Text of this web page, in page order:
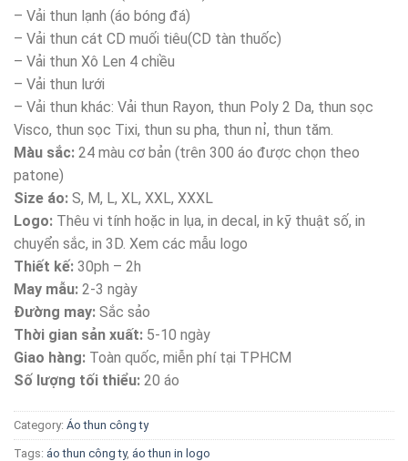
– Vải thun lạnh (áo bóng đá)
– Vải thun cát CD muối tiêu(CD tàn thuốc)
– Vải thun Xô Len 4 chiều
– Vải thun lưới
– Vải thun khác: Vải thun Rayon, thun Poly 2 Da, thun sọc
Visco, thun sọc Tixi, thun su pha, thun nỉ, thun tăm.
Màu sắc: 24 màu cơ bản (trên 300 áo được chọn theo
patone)
Size áo: S, M, L, XL, XXL, XXXL
Logo: Thêu vi tính hoặc in lụa, in decal, in kỹ thuật số, in
chuyển sắc, in 3D. Xem các mẫu logo
Thiết kế: 30ph – 2h
May mẫu: 2-3 ngày
Đường may: Sắc sảo
Thời gian sản xuất: 5-10 ngày
Giao hàng: Toàn quốc, miễn phí tại TPHCM
Số lượng tối thiểu: 20 áo
Category: Áo thun công ty
Tags: áo thun công ty, áo thun in logo